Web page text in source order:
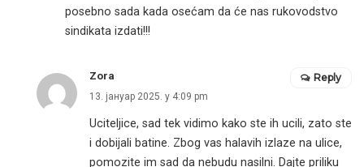
posebno sada kada osećam da će nas rukovodstvo
sindikata izdati!!!
Zora
13. јануар 2025. у 4:09 pm
Uciteljice, sad tek vidimo kako ste ih ucili, zato ste
i dobijali batine. Zbog vas halavih izlaze na ulice,
pomozite im sad da nebudu nasilni. Dajte priliku
Reply